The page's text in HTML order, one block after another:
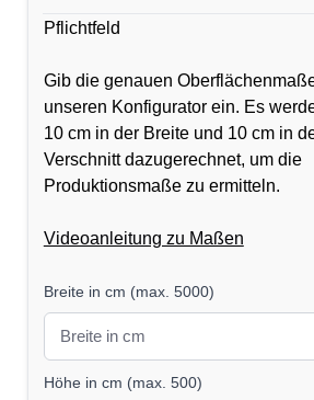
Pflichtfeld
Gib die genauen
unseren Konfigurator ein. Es
10 cm in der Breite und 10 cm in
Verschnitt dazugerechnet, um die
Produktionsmaße zu ermitteln.
Videoanleitung zu Maßen
Breite in cm (max. 5000)
Höhe in cm (max. 500)